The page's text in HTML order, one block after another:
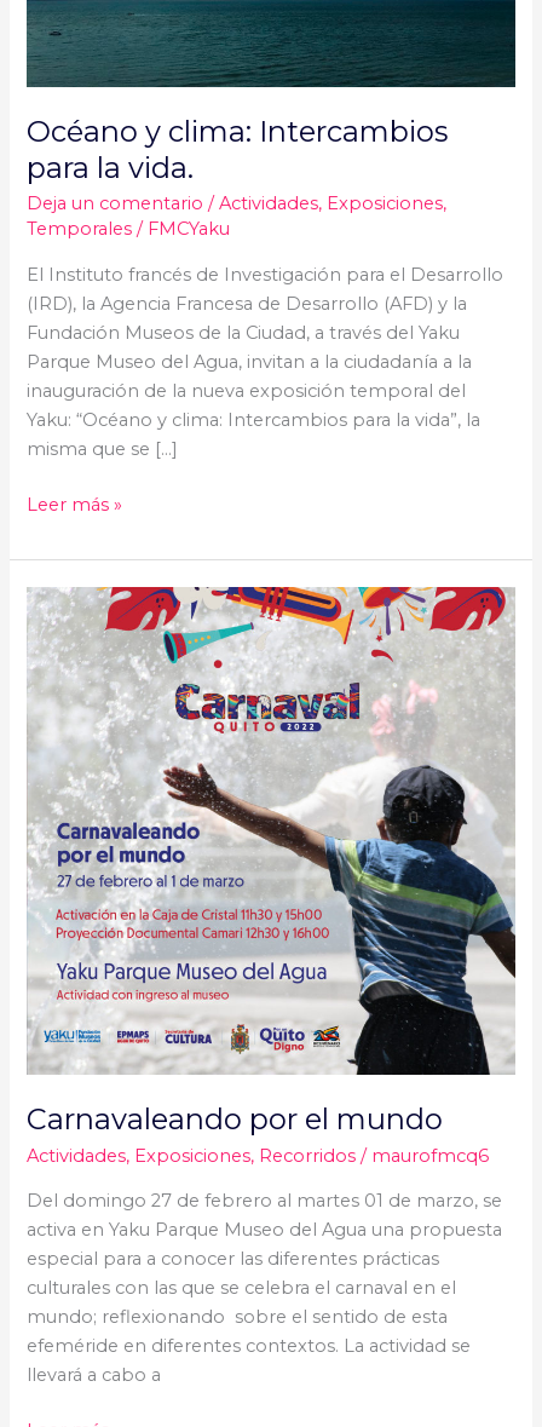
Océano y clima: Intercambios
para la vida.
Deja un comentario /Actividades, Exposiciones,
Temporales / FMCYaku
El Instituto francés de Investigación para el Desarrollo
(IRD), la Agencia Francesa de Desarrollo (AFD) y la
Fundación Museos de la Ciudad, a través del Yaku
Parque Museo del Agua, invitan a la ciudadanía a la
inauguración de la nueva exposición temporal del
Yaku: “Océano y clima: Intercambios para la vida”, la
misma que se […]
Leer más »
Carnavaleando por el mundo
Actividades, Exposiciones, Recorridos / maurofmcq6
Del domingo 27 de febrero al martes 01 de marzo, se
activa en Yaku Parque Museo del Agua una propuesta
especial para a conocer las diferentes prácticas
culturales con las que se celebra el carnaval en el
mundo; reflexionando sobre el sentido de esta
efeméride en diferentes contextos. La actividad se
llevará a cabo a
Carnavaleando
por
el
mundo